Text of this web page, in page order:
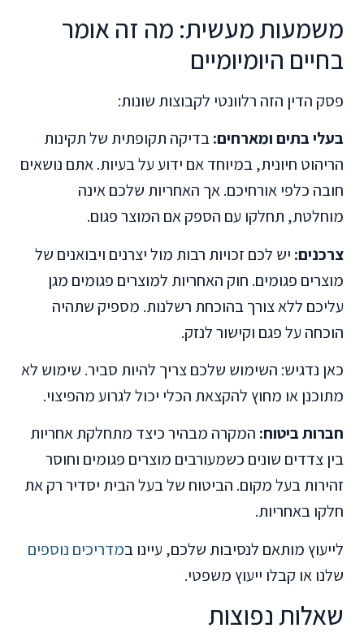
משמעות מעשית: מה זה אומר
בחיים היומיומיים
פסק הדין הזה רלוונטי לקבוצות שונות:
בעלי בתים ומארחים:בדיקה תקופתית של תקינות
הריהוט חיונית, במיוחד אם ידוע על בעיות. אתם נושאים
חובה כלפי אורחיכם. אך האחריות שלכם אינה
מוחלטת, תחלקו עם הספק אם המוצר פגום.
צרכנים: יש לכם זכויות רבות מול יצרנים ויבואנים של
מוצרים פגומים. חוק האחריות למוצרים פגומים מגן
עליכם ללא צורך בהוכחת רשלנות. מספיק שתהיה
הוכחה על פגם וקישור לנזק.
כאן נדגיש: השימוש שלכם צריך להיות סביר. שימוש לא
מתוכנן או מחוץ להקצאת הכלי יכול לגרוע מהפיצוי.
חברות ביטוח: המקרה מבהיר כיצד מתחלקת אחריות
בין צדדים שונים כשמעורבים מוצרים פגומים וחוסר
זהירות בעל מקום. הביטוח של בעל הבית יסדיר רק את
חלקו באחריות.
לייעוץ מותאם לנסיבות שלכם, עיינו במדריכים נוספים
שלנו או קבלו ייעוץ משפטי.
שאלות נפוצות